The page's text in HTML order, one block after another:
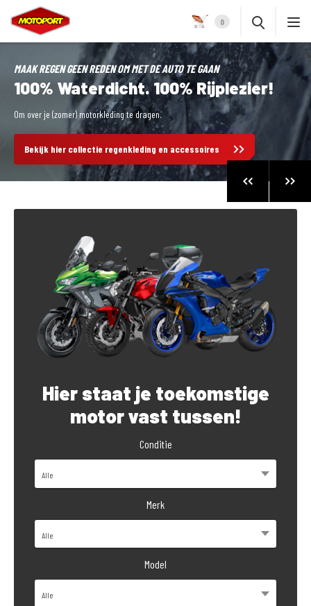
0
MAAK REGEN GEEN REDEN OM MET DE AUTO TE GAAN
100% Waterdicht. 100% Rijplezier!
Om over je (zomer) motorkleding te dragen.
Bekijk hier collectie regenkleding en accessoires
Hier staat je toekomstige
motor vast tussen!
Conditie
Merk
Model